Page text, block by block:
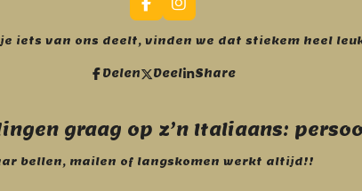
F
a
c
b
o
I
n
s
a
g
m
je iets van ons deelt, vinden we dat stiekem heel
Delen Deel Share
graag op z’n Italiaans:
bellen, mailen of langskomen werkt altijd!!